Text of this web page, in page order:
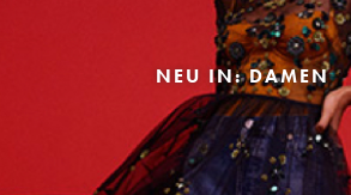
NEU IN: DAMEN